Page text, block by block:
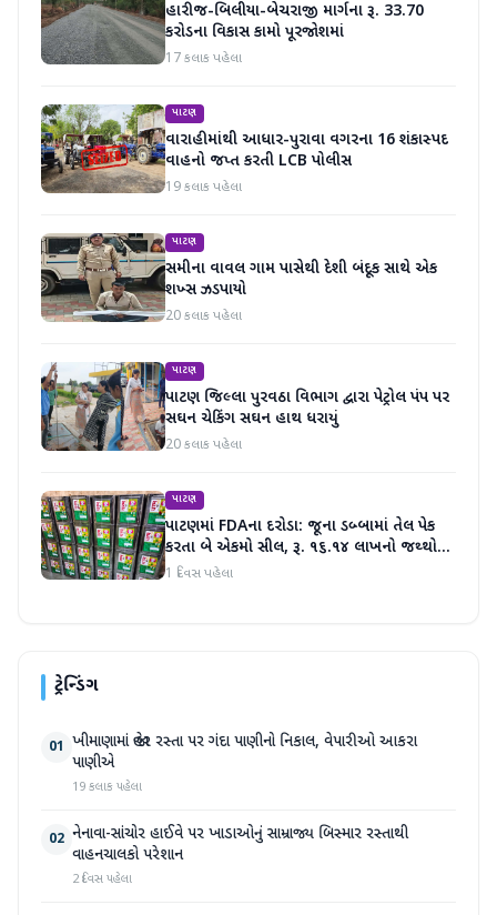
હારીજ-બિલીયા-બેચરાજી માર્ગના રૂ. 33.70
કરોડના વિકાસ કામો પૂરજોશમાં
17 કલાક પહેલા
પાટણ
વારાહીમાંથી આધાર-પુરાવા વગરના 16 શંકાસ્પદ
વાહનો જપ્ત કરતી LCB પોલીસ
19 કલાક પહેલા
પાટણ
સમીના વાવલ ગામ પાસેથી દેશી બંદૂક સાથે એક
શખ્સ ઝડપાયો
20 કલાક પહેલા
પાટણ
પાટણ જિલ્લા પુરવઠા વિભાગ દ્વારા પેટ્રોલ પંપ પર
સઘન ચેકિંગ સઘન હાથ ધરાયું
20 કલાક પહેલા
પાટણ
પાટણમાં FDAના દરોડા: જૂના ડબ્બામાં તેલ પેક
કરતા બે એકમો સીલ, રૂ. ૧૬.૧૪ લાખનો જથ્થો
જપ્ત
1 દિવસ પહેલા
ટ્રેન્ડિંગ
01 ખીમાણામાં જાહેર રસ્તા પર ગંદા પાણીનો નિકાલ, વેપારીઓ આકરા
પાણીએ
19 કલાક પહેલા
02 નેનાવા-સાંચોર હાઈવે પર ખાડાઓનું સામ્રાજ્ય બિસ્માર રસ્તાથી
વાહનચાલકો પરેશાન
2 દિવસ પહેલા